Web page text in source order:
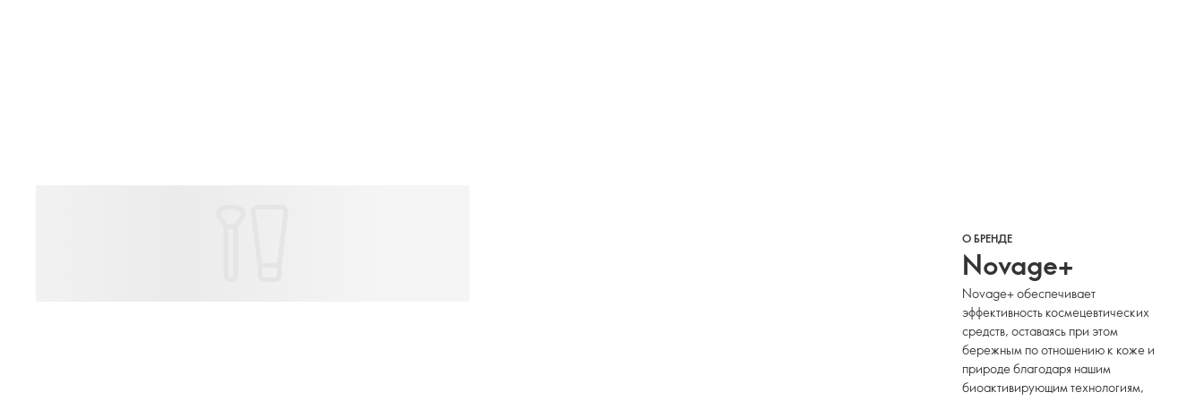
О БРЕНДЕ
Novage+
Novage+ обеспечивает
эффективность космецевтических
средств, оставаясь при этом
бережным по отношению к коже и
природе благодаря нашим
биоактивирующим технологиям,